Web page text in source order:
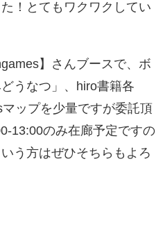
！とてもワクワクしてい
】さんブースで、ボ
うなつ」、hiro書籍各
ップを少量ですが委託頂
13:00のみ在廊予定ですの
う方はぜひそちらもよろ